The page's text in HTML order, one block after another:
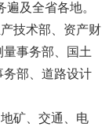
及全省各地。
技术部、资产财
事务部、国土
部、道路设计
矿、交通、电